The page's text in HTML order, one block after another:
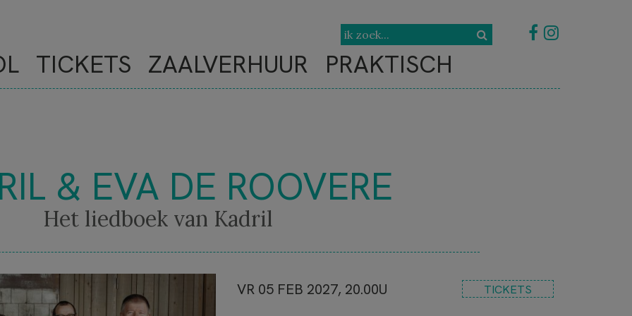
TICKETS ZAALVERHUUR PRAKTISCH
& EVA DE ROOVERE
Het liedboek van Kadril
VR 05 FEB 2027, 20.00U TICKETS